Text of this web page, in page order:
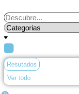
al
contenido
Search
...
Resutados
Ver todo